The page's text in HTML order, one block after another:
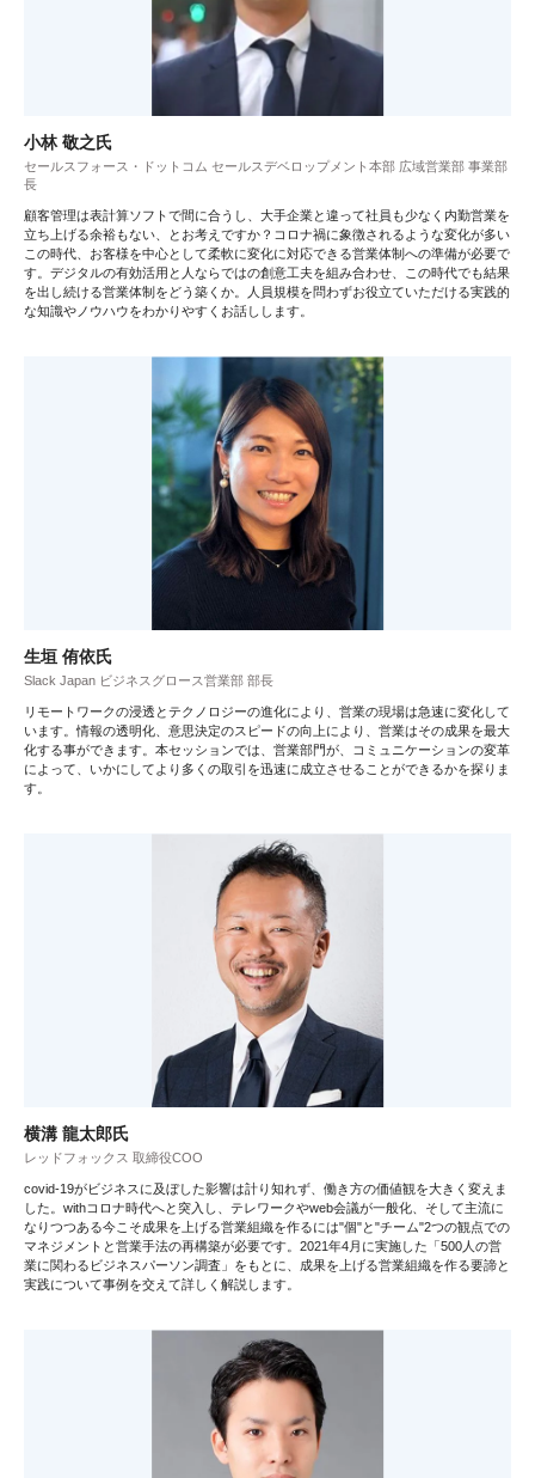
小林 敬之氏
セールスフォース・ドットコム セールスデベロップメント本部 広域営業部 事業部
長
顧客管理は表計算ソフトで間に合うし、大手企業と違って社員も少なく内勤営業を
立ち上げる余裕もない、とお考えですか？コロナ禍に象徴されるような変化が多い
この時代、お客様を中心として柔軟に変化に対応できる営業体制への準備が必要で
す。デジタルの有効活用と人ならではの創意工夫を組み合わせ、この時代でも結果
を出し続ける営業体制をどう築くか。人員規模を問わずお役立ていただける実践的
な知識やノウハウをわかりやすくお話しします。
生垣 侑依氏
Slack Japan ビジネスグロース営業部 部長
リモートワークの浸透とテクノロジーの進化により、営業の現場は急速に変化して
います。情報の透明化、意思決定のスピードの向上により、営業はその成果を最大
化する事ができます。本セッションでは、営業部門が、コミュニケーションの変革
によって、いかにしてより多くの取引を迅速に成立させることができるかを探りま
す。
横溝 龍太郎氏
レッドフォックス 取締役COO
covid-19がビジネスに及ぼした影響は計り知れず、働き方の価値観を大きく変えま
した。withコロナ時代へと突入し、テレワークやweb会議が一般化、そして主流に
なりつつある今こそ成果を上げる営業組織を作るには"個"と"チーム"2つの観点での
マネジメントと営業手法の再構築が必要です。2021年4月に実施した「500人の営
業に関わるビジネスパーソン調査」をもとに、成果を上げる営業組織を作る要諦と
実践について事例を交えて詳しく解説します。